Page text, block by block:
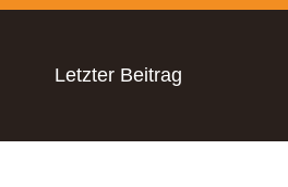
Letzter Beitrag